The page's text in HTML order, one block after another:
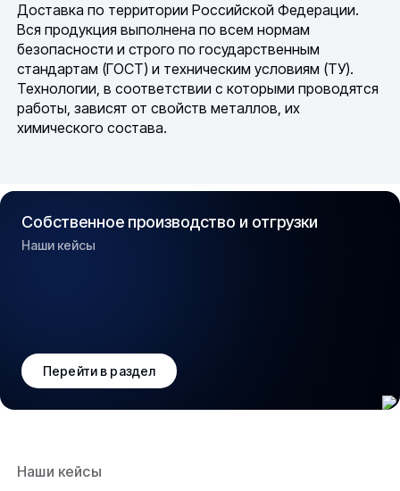
Доставка по территории Российской Федерации.
Вся продукция выполнена по всем нормам
безопасности и строго по государственным
стандартам (ГОСТ) и техническим условиям (ТУ).
Технологии, в соответствии с которыми проводятся
работы, зависят от свойств металлов, их
химического состава.
Собственное производство и отгрузки
Наши кейсы
Перейти в раздел
Наши кейсы